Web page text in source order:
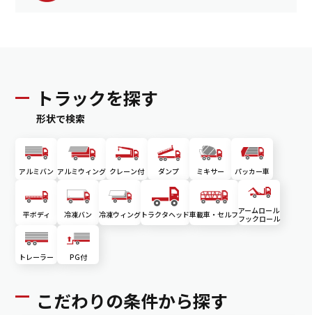
トラックを探す
形状で検索
アルミバン アルミウィング クレーン付 ダンプ ミキサー パッカー車
平ボディ 冷凍バン 冷凍ウィング トラクタヘッド車載車・セルフアームロール
フックロール
トレーラー PG付
こだわりの条件から探す